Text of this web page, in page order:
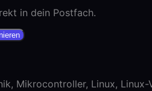
in dein Postfach.
Mikrocontroller, Linux,